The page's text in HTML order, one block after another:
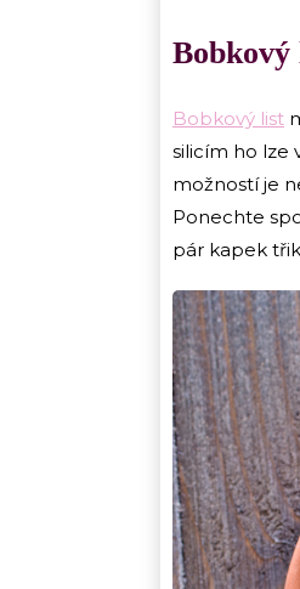
Bobkový
Bobkový list
silicím ho lze
možností je
Ponechte
pár kapek